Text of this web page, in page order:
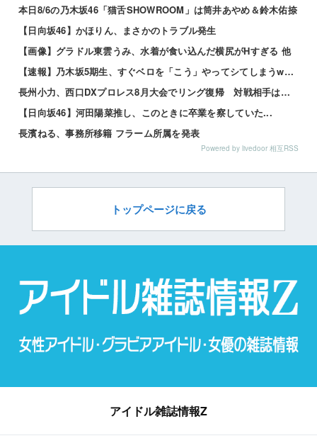
本日8/6の乃木坂46「猫舌SHOWROOM」は筒井あやめ＆鈴木佑捺
【日向坂46】かほりん、まさかのトラブル発生
【画像】グラドル東雲うみ、水着が食い込んだ横尻がHすぎる 他
【速報】乃木坂5期生、すぐベロを「こう」やってシてしまうwwwwww 他
長州小力、西口DXプロレス8月大会でリング復帰 対戦相手はクロちゃん 他
【日向坂46】河田陽菜推し、このときに卒業を察していた...
長濱ねる、事務所移籍 フラーム所属を発表
Powered by livedoor 相互RSS
トップページに戻る
アイドル雑誌情報Z